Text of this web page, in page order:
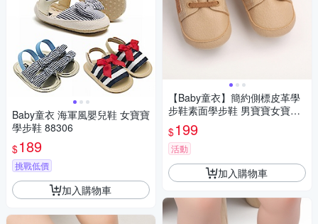
Baby童衣 海軍風嬰兒鞋 女寶寶
學步鞋 88306
$189
挑戰低價
加入購物車
【Baby童衣】簡約側標皮革學
步鞋素面學步鞋 男寶寶女寶寶
鞋 88948
$199
活動
加入購物車